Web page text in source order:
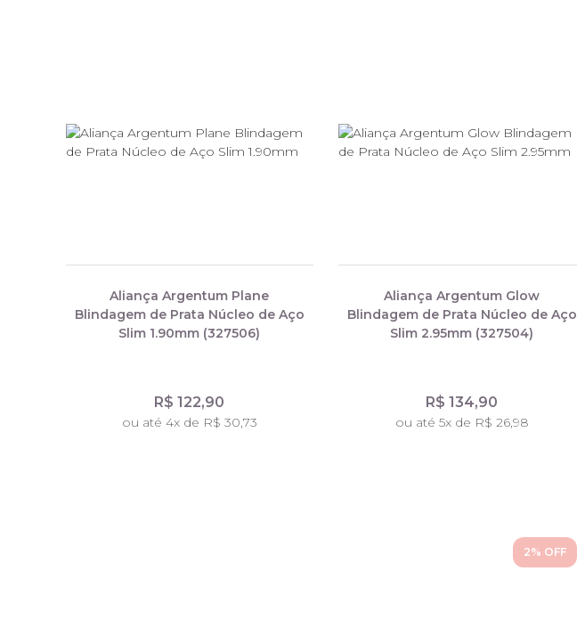
Aliança Argentum Plane
Blindagem de Prata Núcleo de Aço
Slim 1.90mm (327506)
R$ 122,90
ou até 4x de R$ 30,73
Aliança Argentum Glow
Blindagem de Prata Núcleo de Aço
Slim 2.95mm (327504)
R$ 134,90
ou até 5x de R$ 26,98
2% OFF